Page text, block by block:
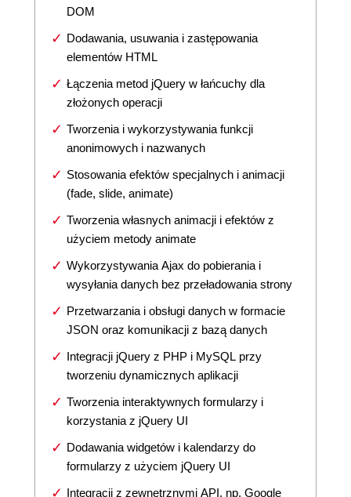
DOM
Dodawania, usuwania i zastępowania
elementów HTML
Łączenia metod jQuery w łańcuchy dla
złożonych operacji
Tworzenia i wykorzystywania funkcji
anonimowych i nazwanych
Stosowania efektów specjalnych i animacji
(fade, slide, animate)
Tworzenia własnych animacji i efektów z
użyciem metody animate
Wykorzystywania Ajax do pobierania i
wysyłania danych bez przeładowania strony
Przetwarzania i obsługi danych w formacie
JSON oraz komunikacji z bazą danych
Integracji jQuery z PHP i MySQL przy
tworzeniu dynamicznych aplikacji
Tworzenia interaktywnych formularzy i
korzystania z jQuery UI
Dodawania widgetów i kalendarzy do
formularzy z użyciem jQuery UI
Integracji z zewnętrznymi API, np. Google